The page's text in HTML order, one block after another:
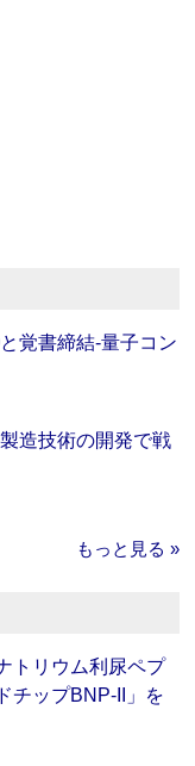
覚書締結‐量子コン
造技術の開発で戦
もっと見る »
トリウム利尿ペプ
チップBNP-II」を